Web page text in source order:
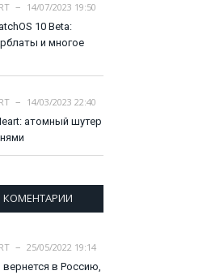
14/07/2023 19:50
10 Beta:
и многое
14/03/2023 22:40
атомный шутер
КОМЕНТАРИИ
25/05/2022 19:14
в Россию,